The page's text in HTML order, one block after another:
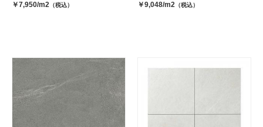
￥7,950/m2 （税込） ￥9,048/m2 （税込）